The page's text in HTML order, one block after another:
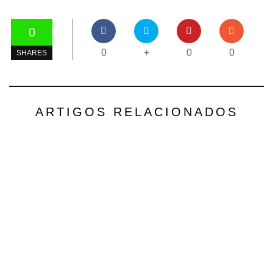
0
SHARES 0 + 0 0
ARTIGOS RELACIONADOS